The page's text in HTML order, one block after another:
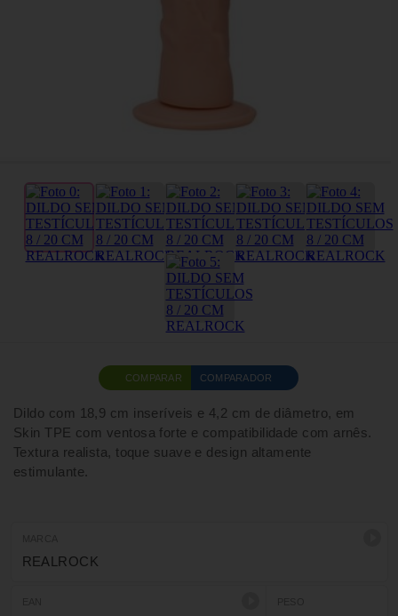
COMPARAR COMPARADOR
Dildo com 18,9 cm inseríveis e 4,2 cm de diâmetro, em
Skin TPE com ventosa forte e compatibilidade com arnês.
Textura realista, toque suave e design altamente
estimulante.
REALROCK